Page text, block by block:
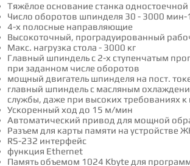
Тяжёлое основание станка одностоечной
Число оборотов шпинделя 30 - 3000 мин-1
4-х полосные направляющие
Высокоточный, проградуированный
Мaкс. нагрузка стола - 3000 кг
Главный шпиндель с 2-х ступенчатым
при заданном числе оборотов
мощный двигатель шпинделя на пост.
главный шпиндель с масляным
службы, даже при высоких требованиях к
Ускоренный ход до 15 м/мин
Автоматический привод для мощной
Разъем для карты памяти на устройстве
RS-232 интерфейс
функция Ethernet
Пaмять oбъeмoм 1024 Kbyte для